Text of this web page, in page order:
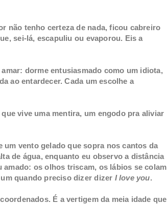
não tenho certeza de nada, ficou cabreiro
sei-lá, escapuliu ou evaporou. Eis a
dorme entusiasmado como um idiota,
ao entardecer. Cada um escolhe a
vive uma mentira, um engodo pra aliviar
vento gelado que sopra nos cantos da
de água, enquanto eu observo a distância
os olhos triscam, os lábios se colam
quando preciso dizer dizer I love you.
É a vertigem da meia idade que